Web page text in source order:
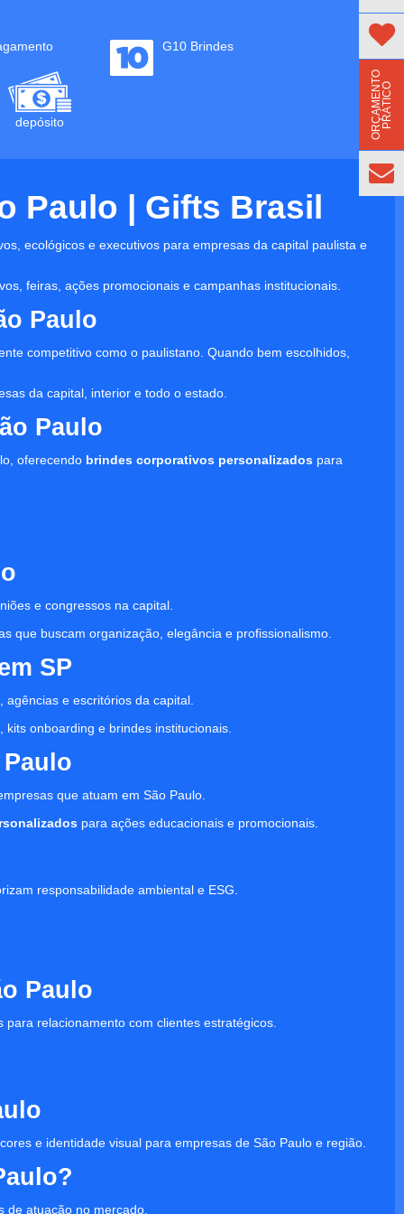
depósito
G10 Brindes
Paulo | Gifts Brasil
ecológicos e executivos para empresas da capital paulista e
feiras, ações promocionais e campanhas institucionais.
Paulo
competitivo como o paulistano. Quando bem escolhidos,
da capital, interior e todo o estado.
Paulo
oferecendo brindes corporativos personalizadospara
e congressos na capital.
que buscam organização, elegância e profissionalismo.
SP
e escritórios da capital.
onboarding e brindes institucionais.
que atuam em São Paulo.
para ações educacionais e promocionais.
responsabilidade ambiental e ESG.
Paulo
para relacionamento com clientes estratégicos.
cores e identidade visual para empresas de São Paulo e região.
de atuação no mercado.
O
R
Ç
A
M
E
N
T
O
P
R
Á
T
I
CO